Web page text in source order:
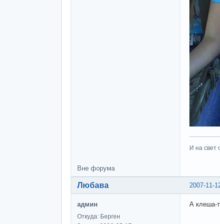
И на свет
Вне форума
2007-11-
Любава
админ
Откуда: Берген
А клеша-